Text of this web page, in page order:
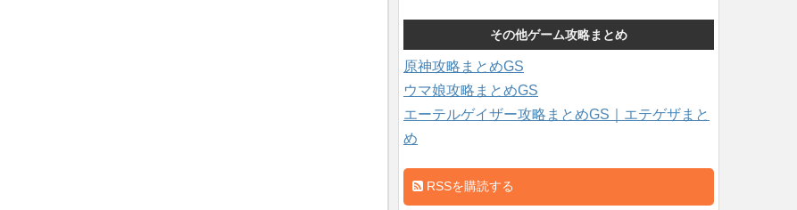
その他ゲーム攻略まとめ
原神攻略まとめGS
ウマ娘攻略まとめGS
エーテルゲイザー攻略まとめGS｜エテゲザまと
め
RSSを購読する